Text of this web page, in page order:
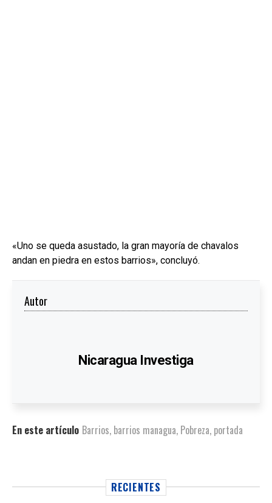
«Uno se queda asustado, la gran mayoría de chavalos
andan en piedra en estos barrios», concluyó.
Autor
Nicaragua Investiga
En este artículo Barrios, barrios managua, Pobreza, portada
RECIENTES